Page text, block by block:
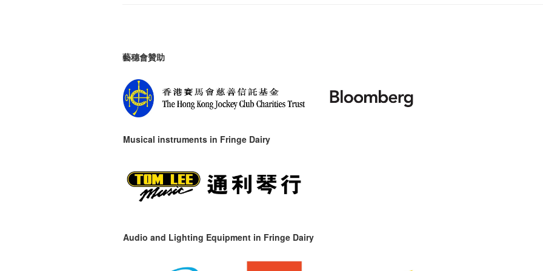
藝穗會贊助
Musical instruments in Fringe Dairy
Audio and Lighting Equipment in Fringe Dairy